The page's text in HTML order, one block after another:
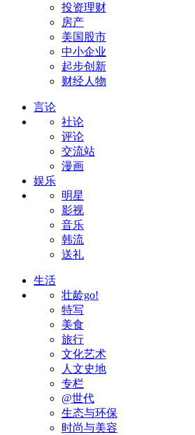
投资理财
房产
美国股市
中小企业
起步创新
财经人物
言论
社论
评论
交流站
漫画
娱乐
明星
影视
音乐
韩流
送礼
生活
壮龄go!
特写
美食
旅行
文化艺术
人文史地
专栏
@世代
生态与环保
时尚与美容